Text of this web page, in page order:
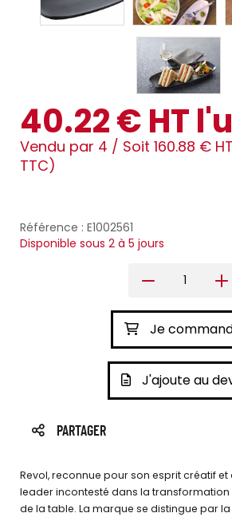
40.22 € HT
Vendu par 4 / Soit 160.88 €
TTC)
Référence : E1002561
Disponible sous 2 à 5 jours
Je
J'ajoute au
PARTAGER
Revol, reconnue pour son esprit créatif et
leader incontesté dans la
de la table. La marque se distingue par